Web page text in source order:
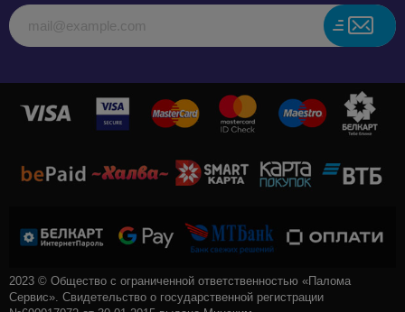
2023 © Общество с ограниченной ответственностью «Палома
Сервис». Свидетельство о государственной регистрации